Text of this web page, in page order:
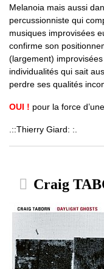
Melanoia mais aussi
percussionniste qui
musiques improvisées
confirme son
(largement)
individualités qui sait
perdre ses qualités
OUI ! pour la force
.::Thierry Giard: :.
Craig